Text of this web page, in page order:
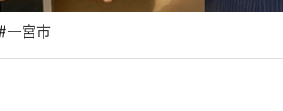
宮市